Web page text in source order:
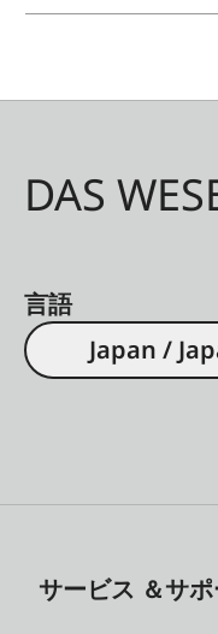
DAS
言語
Japan /
サービス ＆サポ